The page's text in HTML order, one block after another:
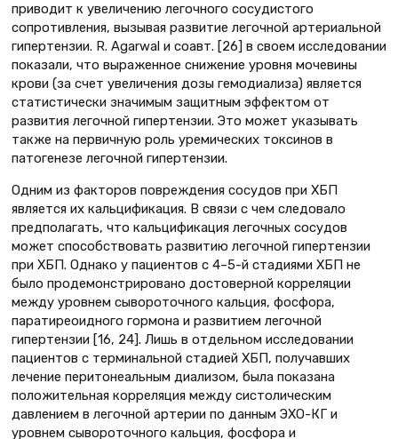
приводит к увеличению легочного сосудистого
сопротивления, вызывая развитие легочной артериальной
гипертензии. R. Agarwal и соавт. [26] в своем исследовании
показали, что выраженное снижение уровня мочевины
крови (за счет увеличения дозы гемодиализа) является
статистически значимым защитным эффектом от
развития легочной гипертензии. Это может указывать
также на первичную роль уремических токсинов в
патогенезе легочной гипертензии.
Одним из факторов повреждения сосудов при ХБП
является их кальцификация. В связи с чем следовало
предполагать, что кальцификация легочных сосудов
может способствовать развитию легочной гипертензии
при ХБП. Однако у пациентов с 4–5-й стадиями ХБП не
было продемонстрировано достоверной корреляции
между уровнем сывороточного кальция, фосфора,
паратиреоидного гормона и развитием легочной
гипертензии [16, 24]. Лишь в отдельном исследовании
пациентов с терминальной стадией ХБП, получавших
лечение перитонеальным диализом, была показана
положительная корреляция между систолическим
давлением в легочной артерии по данным ЭХО-КГ и
уровнем сывороточного кальция, фосфора и